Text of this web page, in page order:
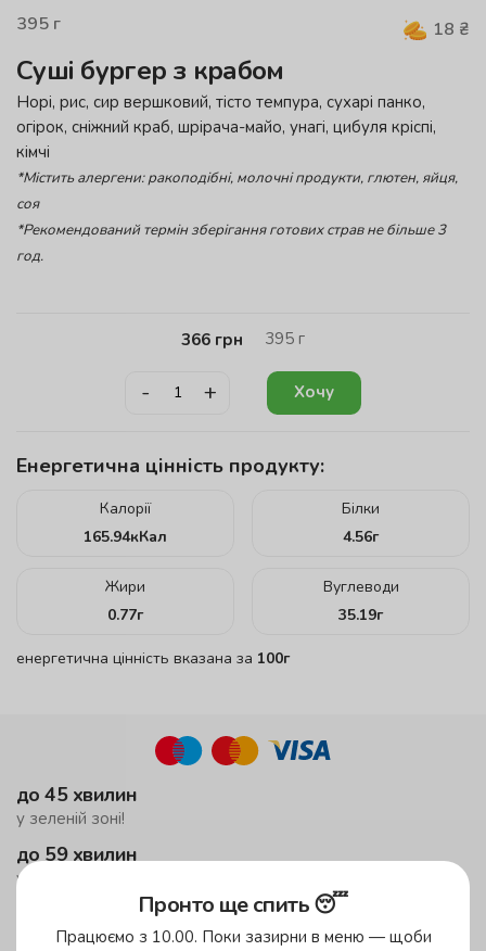
395 г 18 ₴
Суші бургер з крабом
Норі, рис, сир вершковий, тісто темпура, сухарі панко,
огірок, сніжний краб, шрірача-майо, унагі, цибуля кріспі,
кімчі
*Містить алергени: ракоподібні, молочні продукти, глютен, яйця,
соя
*Рекомендований термін зберігання готових страв не більше 3
год.
366 грн 395 г
- + Хочу
Енергетична цінність продукту:
Калорії
165.94кКал
Білки
4.56г
Жири
0.77г
Вуглеводи
35.19г
енергетична цінність вказана за 100г
до 45 хвилин
у зеленій зоні!
до 59 хвилин
у жовтій зоні
безкоштовна доставка
від 500 грн
Пронто ще спить 😴
Працюємо з 10.00. Поки зазирни в меню — щоби